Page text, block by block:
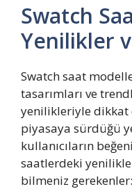
Swatch
Yenilikler
Swatch saat
tasarımları ve
yenilikleriyle dikkat
piyasaya sürdüğü
kullanıcıların
saatlerdeki
bilmeniz gerekenler: